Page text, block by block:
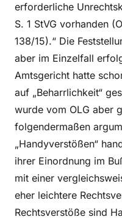
erforderliche
S. 1 StVG vorhanden
138/15).“ Die
aber im Einzelfall
Amtsgericht hatte
auf „Beharrlichkeit“
wurde vom OLG aber
folgendermaßen
„Handyverstößen“
ihrer Einordnung im
mit einer
eher leichtere
Rechtsverstöße sind